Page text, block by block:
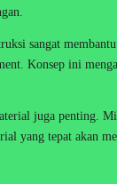
sangat
. Konsep ini
juga penting.
yang tepat akan